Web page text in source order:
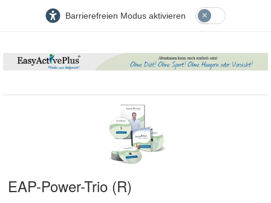
Barrierefreien Modus aktivieren
EAP-Power-Trio (R)